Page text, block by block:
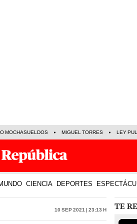
MOCHASUELDOS MIGUEL TORRES LEY
CIENCIA DEPORTES
10 Sep 2021 | 23:13 h TE